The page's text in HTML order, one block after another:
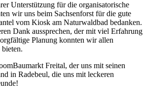
Unterstützung für die organisatorische
wir uns beim Sachsenforst für die gute
vom Kiosk am Naturwaldbad bedanken.
Dank aussprechen, der mit viel Erfahrung
Planung konnten wir allen
Freital, der uns mit seinen
in Radebeul, die uns mit leckeren